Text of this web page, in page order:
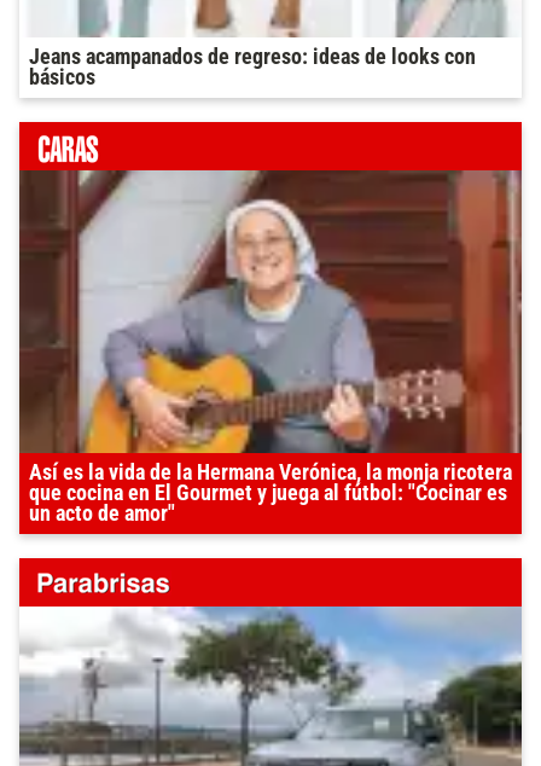
Jeans acampanados de regreso: ideas de looks con
básicos
Así es la vida de la Hermana Verónica, la monja ricotera
que cocina en El Gourmet y juega al fútbol: "Cocinar es
un acto de amor"